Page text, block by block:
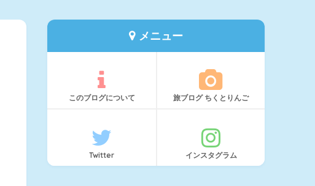
メニュー
このブログについて 旅ブログ ちくとりんご
Twitter インスタグラム